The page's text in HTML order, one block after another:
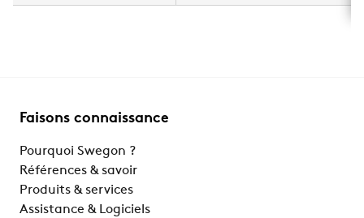
Faisons connaissance
Pourquoi Swegon ?
Références & savoir
Produits & services
Assistance & Logiciels